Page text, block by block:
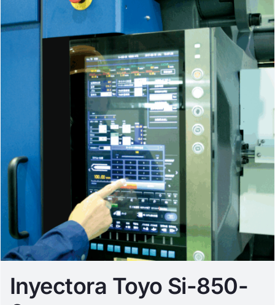
Inyectora Toyo Si-850-